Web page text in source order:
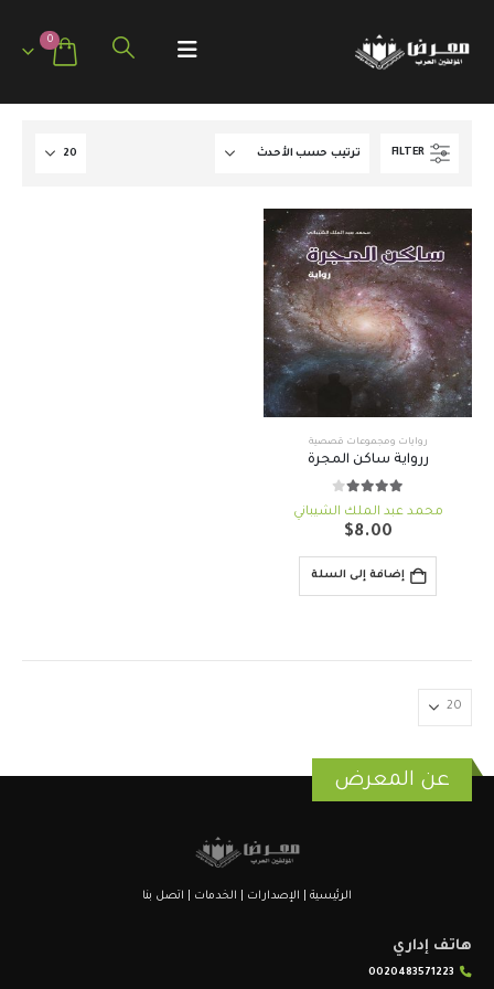
0
FILTER
روايات ومجموعات قصصية
ررواية ساكن المجرة
4.00
محمد عبد الملك الشيباني
$8.00
إضافة إلى السلة
عن المعرض
الرئيسية الإصدارات الخدمات اتصل بنا
هاتف إداري
0020483571223